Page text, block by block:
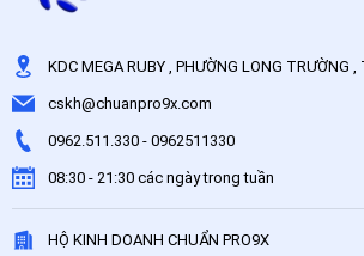
KDC MEGA RUBY , PHƯỜNG LONG TRƯỜNG ,
cskh@chuanpro9x.com
0962.511.330 - 0962511330
08:30 - 21:30 các ngày trong tuần
HỘ KINH DOANH CHUẨN PRO9X